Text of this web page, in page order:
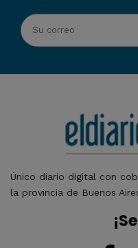
Único diario digital con
la provincia de Buenos